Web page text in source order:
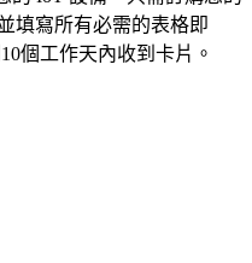
填寫所有必需的表格即
個工作天內收到卡片。